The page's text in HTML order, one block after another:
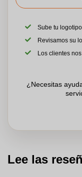
Sube tu
Revisamos su
Los clientes
¿Necesitas
Lee las